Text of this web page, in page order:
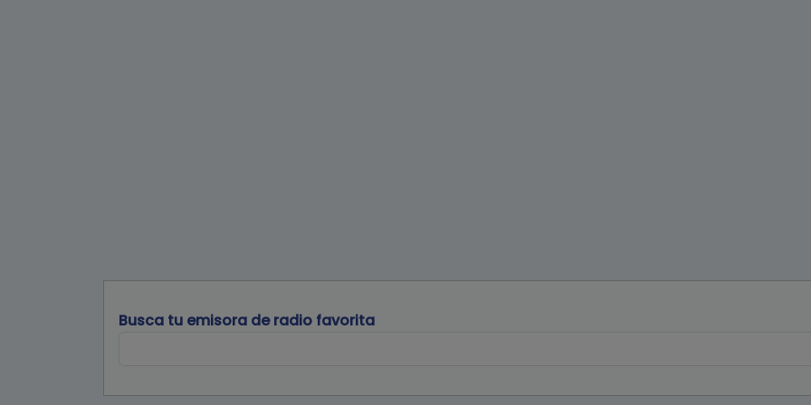
Busca tu emisora de radio favorita